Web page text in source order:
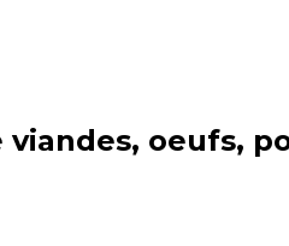
viandes, oeufs,